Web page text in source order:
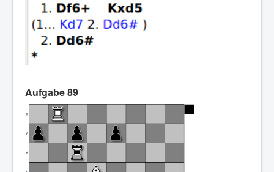
Aufgabe 89